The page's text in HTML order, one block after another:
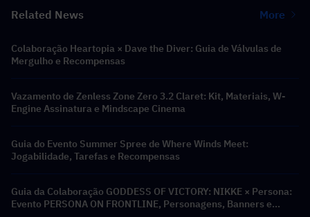
Related News More
Colaboração Heartopia × Dave the Diver: Guia de Válvulas de
Mergulho e Recompensas
Vazamento de Zenless Zone Zero 3.2 Claret: Kit, Materiais, W-
Engine Assinatura e Mindscape Cinema
Guia do Evento Summer Spree de Where Winds Meet:
Jogabilidade, Tarefas e Recompensas
Guia da Colaboração GODDESS OF VICTORY: NIKKE × Persona:
Evento PERSONA ON FRONTLINE, Personagens, Banners e